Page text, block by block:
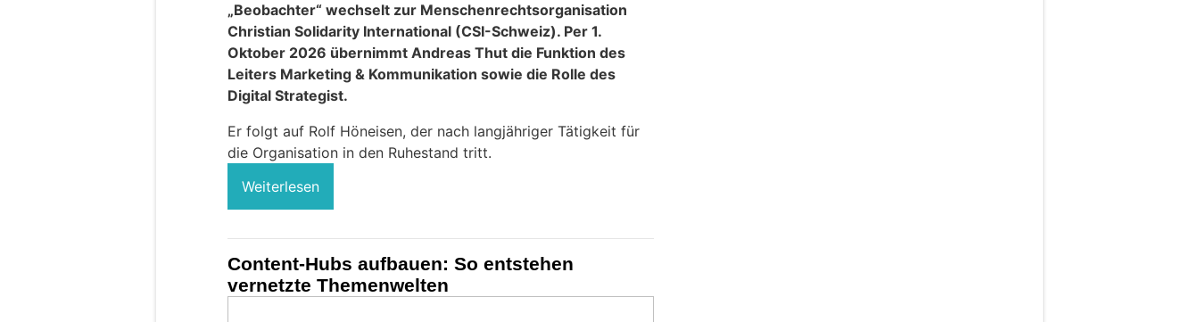
„Beobachter“ wechselt zur Menschenrechtsorganisation
Christian Solidarity International (CSI-Schweiz). Per 1.
Oktober 2026 übernimmt Andreas Thut die Funktion des
Leiters Marketing & Kommunikation sowie die Rolle des
Digital Strategist.
Er folgt auf Rolf Höneisen, der nach langjähriger Tätigkeit für
die Organisation in den Ruhestand tritt.
Weiterlesen
Content-Hubs aufbauen: So entstehen
vernetzte Themenwelten